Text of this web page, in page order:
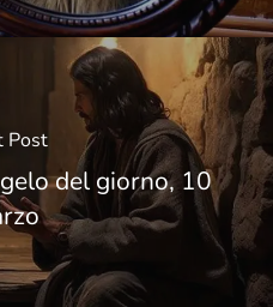
Post
del giorno, 10